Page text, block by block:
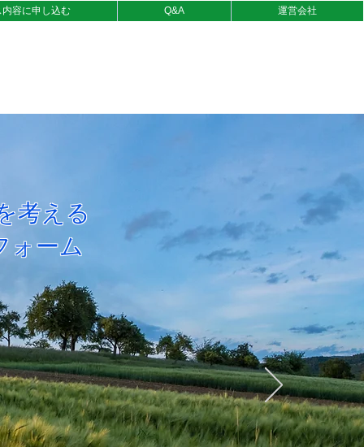
容に申し込む Q&A 運営会社
考える
ォーム